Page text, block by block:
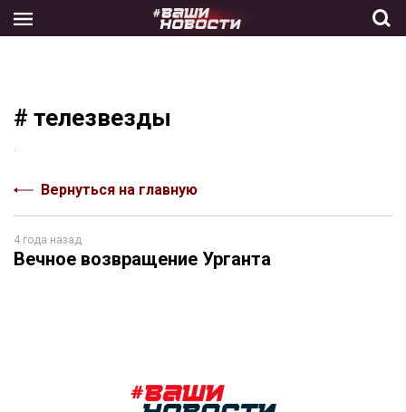
the
# телезвезды
Вернуться на главную
4 года назад
Вечное возвращение Урганта